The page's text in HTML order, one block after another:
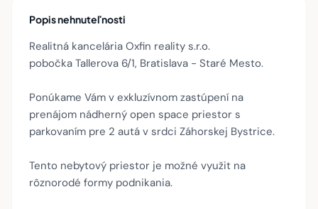
Popis nehnuteľnosti
Realitná kancelária Oxfin reality s.r.o.
pobočka Tallerova 6/1, Bratislava - Staré Mesto.
Ponúkame Vám v exkluzívnom zastúpení na
prenájom nádherný open space priestor s
parkovaním pre 2 autá v srdci Záhorskej Bystrice.
Tento nebytový priestor je možné využit na
rôznorodé formy podnikania.